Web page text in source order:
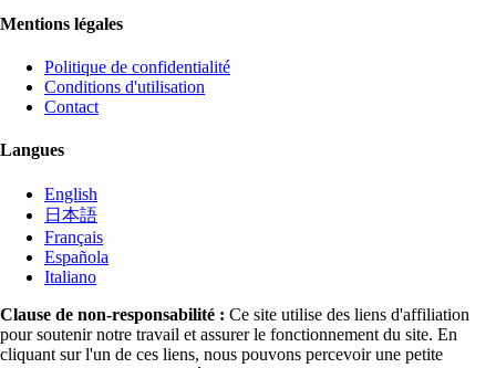
Mentions légales
Politique de confidentialité
Conditions d'utilisation
Contact
Langues
English
日本語
Français
Española
Italiano
Clause de non-responsabilité : Ce site utilise des liens d'affiliation
pour soutenir notre travail et assurer le fonctionnement du site. En
cliquant sur l'un de ces liens, nous pouvons percevoir une petite